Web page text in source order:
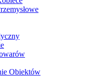
Obiektów